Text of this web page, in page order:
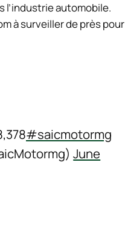
automobile.
à surveiller de près pour
#saicmotormg
June